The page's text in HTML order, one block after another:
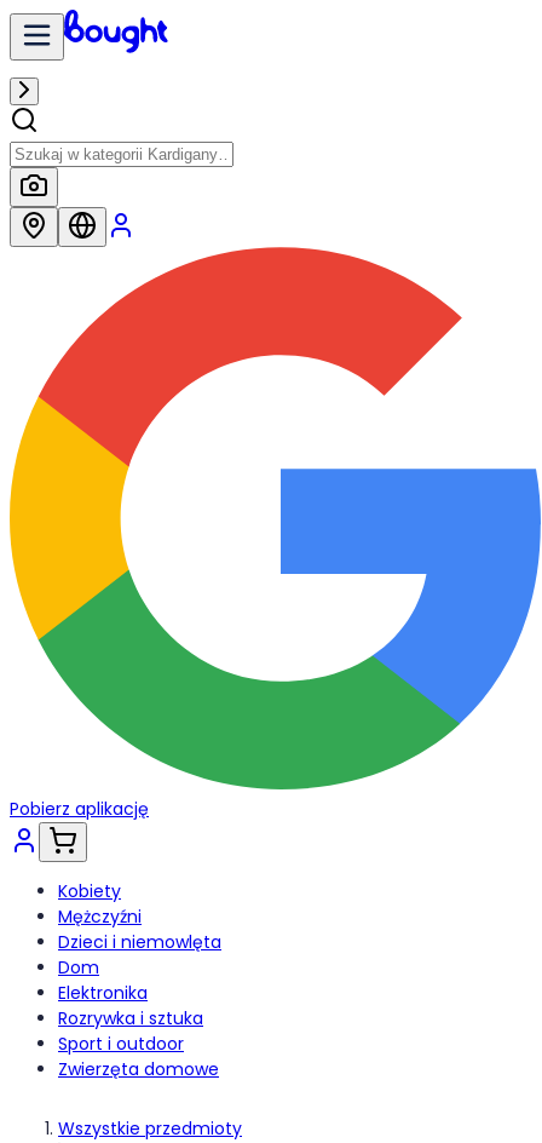
Pobierz aplikację
Kobiety
Mężczyźni
Dzieci i niemowlęta
Dom
Elektronika
Rozrywka i sztuka
Sport i outdoor
Zwierzęta domowe
Wszystkie przedmioty